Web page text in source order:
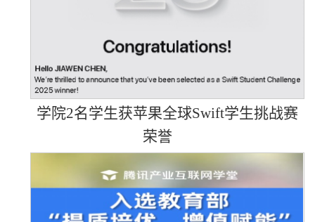
学院2名学生获苹果全球Swift学生挑战赛
荣誉